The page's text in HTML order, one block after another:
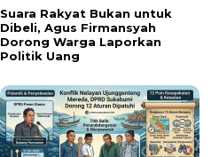
Suara Rakyat Bukan untuk
Dibeli, Agus Firmansyah
Dorong Warga Laporkan
Politik Uang